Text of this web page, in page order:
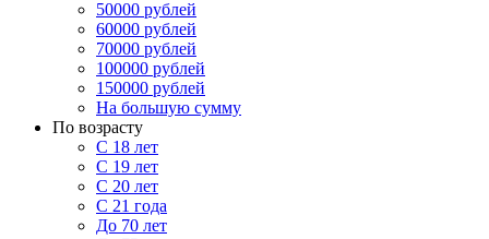
50000 рублей
60000 рублей
70000 рублей
100000 рублей
150000 рублей
На большую сумму
По возрасту
С 18 лет
С 19 лет
С 20 лет
С 21 года
До 70 лет